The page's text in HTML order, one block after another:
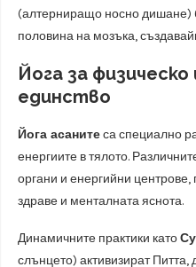
(алтерниращо носно дишане)
половина на мозъка,
Йога за
единство
Йога асанитеса специално
енергиите в тялото.
органи и енергийни
здраве и менталната яснота.
Динамичните практики като
слънцето) активизират